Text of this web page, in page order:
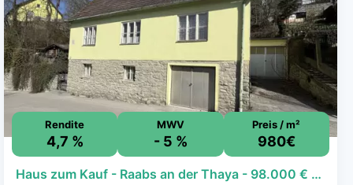
Rendite
4,7 %
MWV
- 5 %
Preis / m²
980€
Haus zum Kauf - Raabs an der Thaya - 98.000 € - 5 Zimmer, 100 m², 662 m² Grundstück